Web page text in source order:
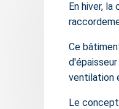
En hiver,
Ce
ventilation
Le